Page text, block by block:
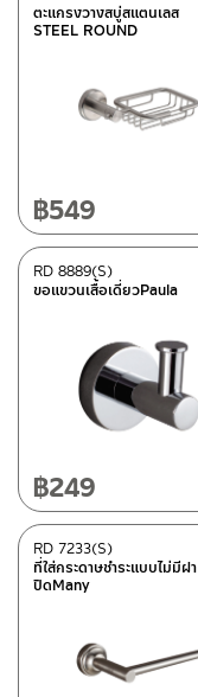
ตะแกรงวางสบู่สแตนเลส
STEEL ROUND
฿549
ขอแขวนเสื้อเดี่ยวPaula
RD 8889(S)
฿249
ที่ใส่กระดาษชำระแบบไม่มีฝา
ปิดMany
RD 7233(S)